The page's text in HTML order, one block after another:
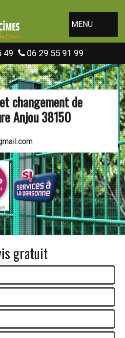
MENU
49 06 29 55 91 99
changement de
Anjou 38150
gratuit